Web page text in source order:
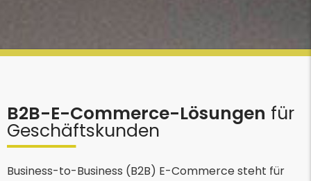
B2B-E-Commerce-Lösungen für
Geschäftskunden
Business-to-Business (B2B) E-Commerce steht für